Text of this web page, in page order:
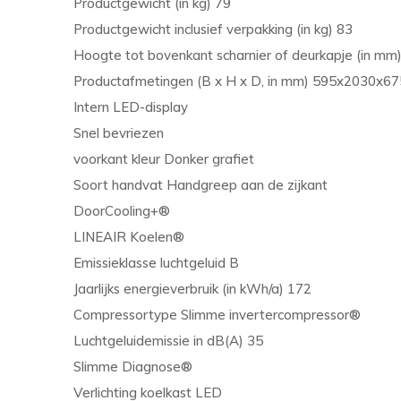
Productgewicht (in kg) 79
Productgewicht inclusief verpakking (in kg) 83
Hoogte tot bovenkant scharnier of deurkapje (in mm)
Productafmetingen (B x H x D, in mm)
Intern LED-display
Snel bevriezen
voorkant kleur Donker grafiet
Soort handvat Handgreep aan de zijkant
DoorCooling+®
LINEAIR Koelen®
Emissieklasse luchtgeluid B
Jaarlijks energieverbruik (in kWh/a) 172
Compressortype Slimme invertercompressor®
Luchtgeluidemissie in dB(A) 35
Slimme Diagnose®
Verlichting koelkast LED